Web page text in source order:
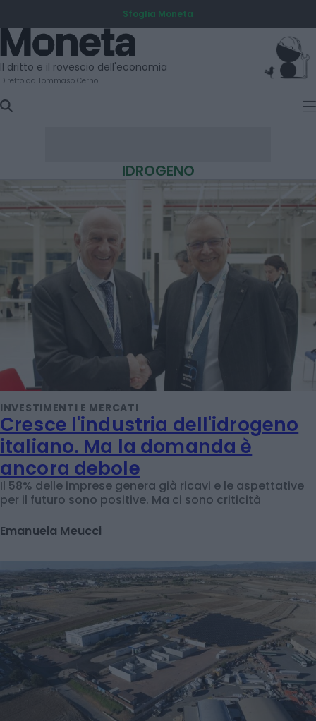
TO
CONTENT
Sfoglia Moneta
Moneta
Il dritto e il rovescio dell'economia
Diretto da Tommaso Cerno
IDROGENO
INVESTIMENTI E MERCATI
Cresce l'industria dell'idrogeno
italiano. Ma la domanda è
ancora debole
Il 58% delle imprese genera già ricavi e le aspettative
per il futuro sono positive. Ma ci sono criticità
Emanuela Meucci